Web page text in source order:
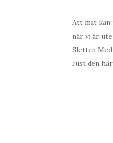
Att mat kan
när vi är
Sletten
Just den